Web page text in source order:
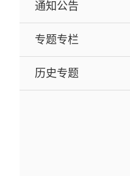
通知公告
专题专栏
历史专题